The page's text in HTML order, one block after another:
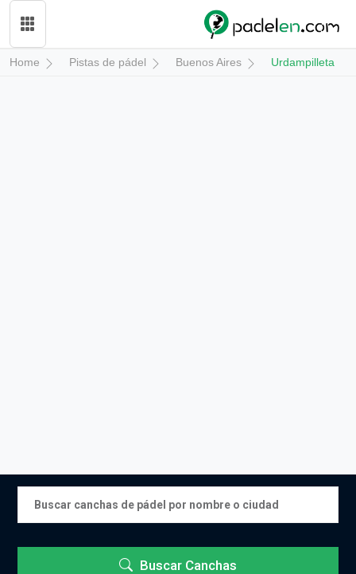
Home Pistas de pádel Buenos Aires Urdampilleta
Buscar Canchas